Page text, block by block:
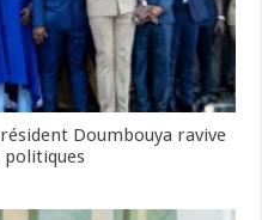
Doumbouya ravive
politiques